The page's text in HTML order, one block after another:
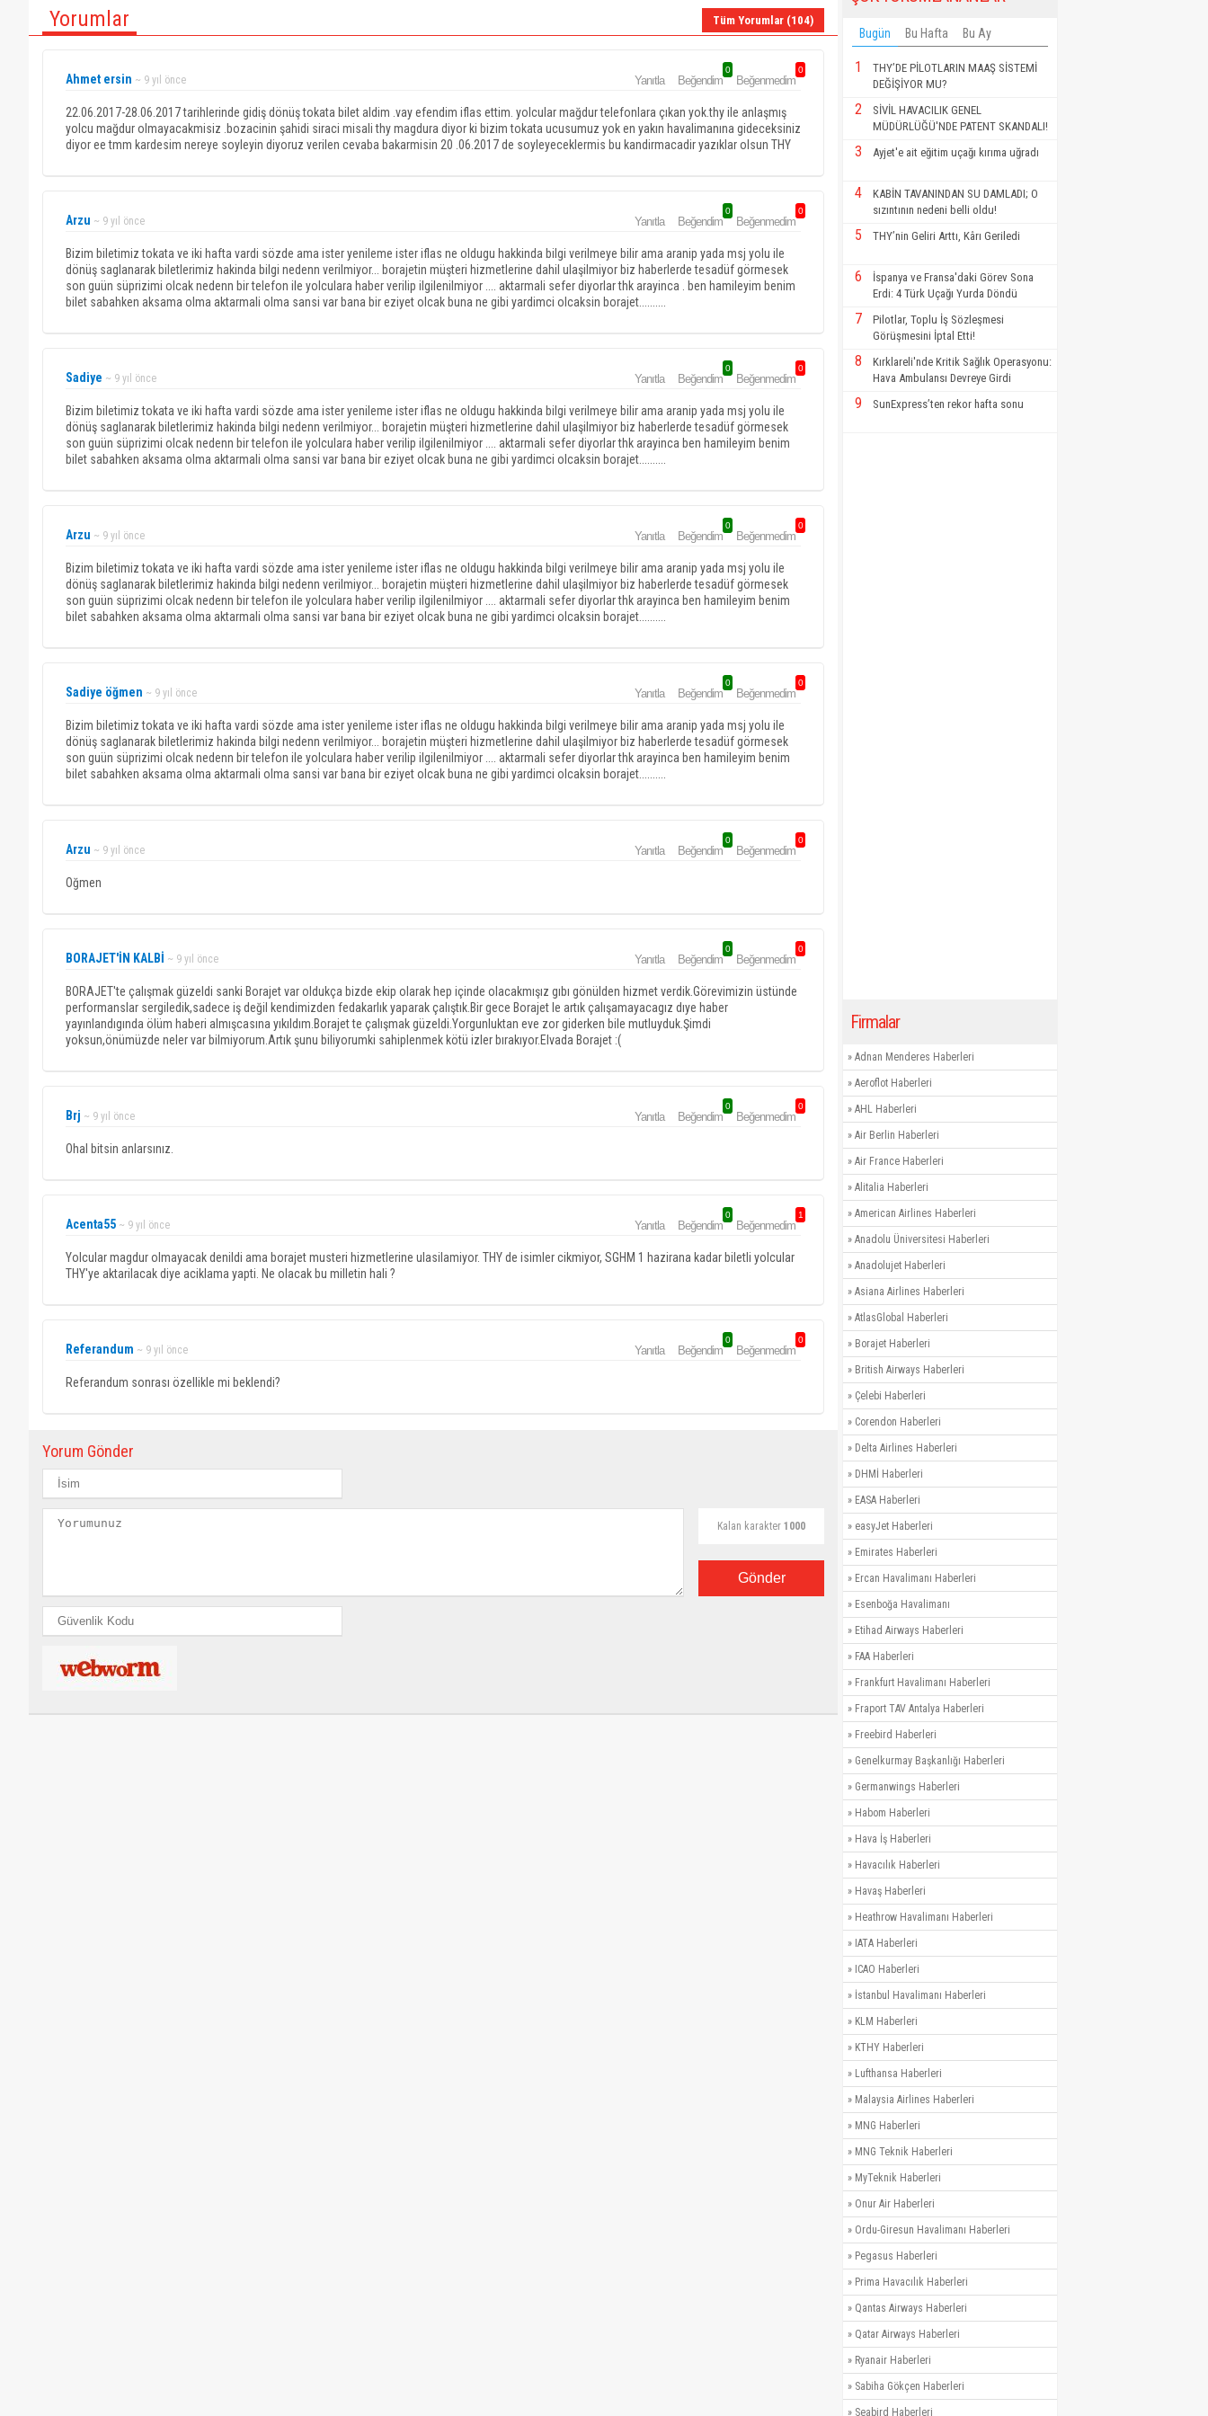
Yorumlar Tüm Yorumlar (104)
Ahmet ersin ~ 9 yıl önce Yanıtla Beğendim
0
Beğenmedim
0
22.06.2017-28.06.2017 tarihlerinde gidiş dönüş tokata bilet aldim .vay efendim iflas ettim. yolcular mağdur telefonlara çıkan yok.thy ile anlaşmış
yolcu mağdur olmayacakmisiz .bozacinin şahidi siraci misali thy magdura diyor ki bizim tokata ucusumuz yok en yakın havalimanına gideceksiniz
diyor ee tmm kardesim nereye soyleyin diyoruz verilen cevaba bakarmisin 20 .06.2017 de soyleyeceklermis bu kandirmacadir yazıklar olsun THY
Arzu ~ 9 yıl önce Yanıtla Beğendim
0
Beğenmedim
0
Bizim biletimiz tokata ve iki hafta vardi sözde ama ister yenileme ister iflas ne oldugu hakkinda bilgi verilmeye bilir ama aranip yada msj yolu ile
dönüş saglanarak biletlerimiz hakinda bilgi nedenn verilmiyor... borajetin müşteri hizmetlerine dahil ulaşilmiyor biz haberlerde tesadüf görmesek
son guün süprizimi olcak nedenn bir telefon ile yolculara haber verilip ilgilenilmiyor .... aktarmali sefer diyorlar thk arayinca . ben hamileyim benim
bilet sabahken aksama olma aktarmali olma sansi var bana bir eziyet olcak buna ne gibi yardimci olcaksin borajet..........
Sadiye ~ 9 yıl önce Yanıtla Beğendim
0
Beğenmedim
0
Bizim biletimiz tokata ve iki hafta vardi sözde ama ister yenileme ister iflas ne oldugu hakkinda bilgi verilmeye bilir ama aranip yada msj yolu ile
dönüş saglanarak biletlerimiz hakinda bilgi nedenn verilmiyor... borajetin müşteri hizmetlerine dahil ulaşilmiyor biz haberlerde tesadüf görmesek
son guün süprizimi olcak nedenn bir telefon ile yolculara haber verilip ilgilenilmiyor .... aktarmali sefer diyorlar thk arayinca ben hamileyim benim
bilet sabahken aksama olma aktarmali olma sansi var bana bir eziyet olcak buna ne gibi yardimci olcaksin borajet..........
Arzu ~ 9 yıl önce Yanıtla Beğendim
0
Beğenmedim
0
Bizim biletimiz tokata ve iki hafta vardi sözde ama ister yenileme ister iflas ne oldugu hakkinda bilgi verilmeye bilir ama aranip yada msj yolu ile
dönüş saglanarak biletlerimiz hakinda bilgi nedenn verilmiyor... borajetin müşteri hizmetlerine dahil ulaşilmiyor biz haberlerde tesadüf görmesek
son guün süprizimi olcak nedenn bir telefon ile yolculara haber verilip ilgilenilmiyor .... aktarmali sefer diyorlar thk arayinca ben hamileyim benim
bilet sabahken aksama olma aktarmali olma sansi var bana bir eziyet olcak buna ne gibi yardimci olcaksin borajet..........
Sadiye öğmen ~ 9 yıl önce Yanıtla Beğendim
0
Beğenmedim
0
Bizim biletimiz tokata ve iki hafta vardi sözde ama ister yenileme ister iflas ne oldugu hakkinda bilgi verilmeye bilir ama aranip yada msj yolu ile
dönüş saglanarak biletlerimiz hakinda bilgi nedenn verilmiyor... borajetin müşteri hizmetlerine dahil ulaşilmiyor biz haberlerde tesadüf görmesek
son guün süprizimi olcak nedenn bir telefon ile yolculara haber verilip ilgilenilmiyor .... aktarmali sefer diyorlar thk arayinca ben hamileyim benim
bilet sabahken aksama olma aktarmali olma sansi var bana bir eziyet olcak buna ne gibi yardimci olcaksin borajet..........
Arzu ~ 9 yıl önce Yanıtla Beğendim
0
Beğenmedim
0
Oğmen
BORAJET'İN KALBİ ~ 9 yıl önce Yanıtla Beğendim
0
Beğenmedim
0
BORAJET'te çalışmak güzeldi sanki Borajet var oldukça bizde ekip olarak hep içinde olacakmışız gıbı gönülden hizmet verdik.Görevimizin üstünde
performanslar sergiledik,sadece iş değil kendimizden fedakarlık yaparak çalıştık.Bir gece Borajet le artık çalışamayacagız dıye haber
yayınlandıgında ölüm haberi almışcasına yıkıldım.Borajet te çalışmak güzeldi.Yorgunluktan eve zor giderken bile mutluyduk.Şimdi
yoksun,önümüzde neler var bilmiyorum.Artık şunu biliyorumki sahiplenmek kötü izler bırakıyor.Elvada Borajet :(
Brj ~ 9 yıl önce Yanıtla Beğendim
0
Beğenmedim
0
Ohal bitsin anlarsınız.
Acenta55 ~ 9 yıl önce Yanıtla Beğendim
0
Beğenmedim
1
Yolcular magdur olmayacak denildi ama borajet musteri hizmetlerine ulasilamiyor. THY de isimler cikmiyor, SGHM 1 hazirana kadar biletli yolcular
THY'ye aktarilacak diye aciklama yapti. Ne olacak bu milletin hali ?
Referandum ~ 9 yıl önce Yanıtla Beğendim
0
Beğenmedim
0
Referandum sonrası özellikle mi beklendi?
Yorum Gönder
Kalan karakter 1000
Gönder
Bugün Bu Hafta Bu Ay
1
THY’DE PİLOTLARIN MAAŞ SİSTEMİ
DEĞİŞİYOR MU?
2
SİVİL HAVACILIK GENEL
MÜDÜRLÜĞÜ'NDE PATENT SKANDALI!
3 Ayjet'e ait eğitim uçağı kırıma uğradı
4
KABİN TAVANINDAN SU DAMLADI; O
sızıntının nedeni belli oldu!
5 THY’nin Geliri Arttı, Kârı Geriledi
6
İspanya ve Fransa'daki Görev Sona
Erdi: 4 Türk Uçağı Yurda Döndü
7
Pilotlar, Toplu İş Sözleşmesi
Görüşmesini İptal Etti!
8
Kırklareli'nde Kritik Sağlık Operasyonu:
Hava Ambulansı Devreye Girdi
9 SunExpress’ten rekor hafta sonu
Firmalar
» Adnan Menderes Haberleri
» Aeroflot Haberleri
» AHL Haberleri
» Air Berlin Haberleri
» Air France Haberleri
» Alitalia Haberleri
» American Airlines Haberleri
» Anadolu Üniversitesi Haberleri
» Anadolujet Haberleri
» Asiana Airlines Haberleri
» AtlasGlobal Haberleri
» Borajet Haberleri
» British Airways Haberleri
» Çelebi Haberleri
» Corendon Haberleri
» Delta Airlines Haberleri
» DHMİ Haberleri
» EASA Haberleri
» easyJet Haberleri
» Emirates Haberleri
» Ercan Havalimanı Haberleri
» Esenboğa Havalimanı
» Etihad Airways Haberleri
» FAA Haberleri
» Frankfurt Havalimanı Haberleri
» Fraport TAV Antalya Haberleri
» Freebird Haberleri
» Genelkurmay Başkanlığı Haberleri
» Germanwings Haberleri
» Habom Haberleri
» Hava İş Haberleri
» Havacılık Haberleri
» Havaş Haberleri
» Heathrow Havalimanı Haberleri
» IATA Haberleri
» ICAO Haberleri
» İstanbul Havalimanı Haberleri
» KLM Haberleri
» KTHY Haberleri
» Lufthansa Haberleri
» Malaysia Airlines Haberleri
» MNG Haberleri
» MNG Teknik Haberleri
» MyTeknik Haberleri
» Onur Air Haberleri
» Ordu-Giresun Havalimanı Haberleri
» Pegasus Haberleri
» Prima Havacılık Haberleri
» Qantas Airways Haberleri
» Qatar Airways Haberleri
» Ryanair Haberleri
» Sabiha Gökçen Haberleri
» Seabird Haberleri